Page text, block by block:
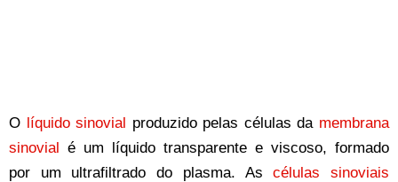
O líquido sinovial produzido pelas células da membrana
sinovial é um líquido transparente e viscoso, formado
por um ultrafiltrado do plasma. Ascélulas sinoviais